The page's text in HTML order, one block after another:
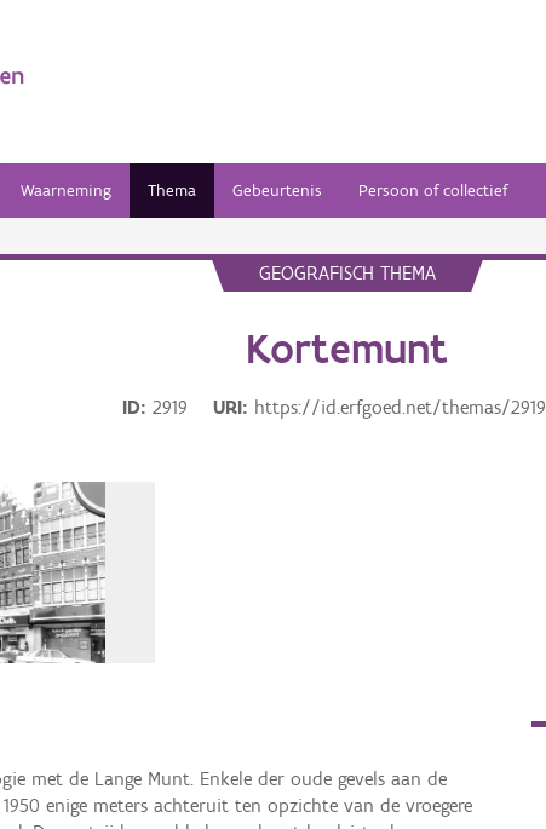
Waarneming Thema Gebeurtenis Persoon of collectief
GEOGRAFISCH THEMA
Kortemunt
ID 2919 URI https://id.erfgoed.net/themas/2919
met de Lange Munt. Enkele der oude gevels aan de
enige meters achteruit ten opzichte van de vroegere